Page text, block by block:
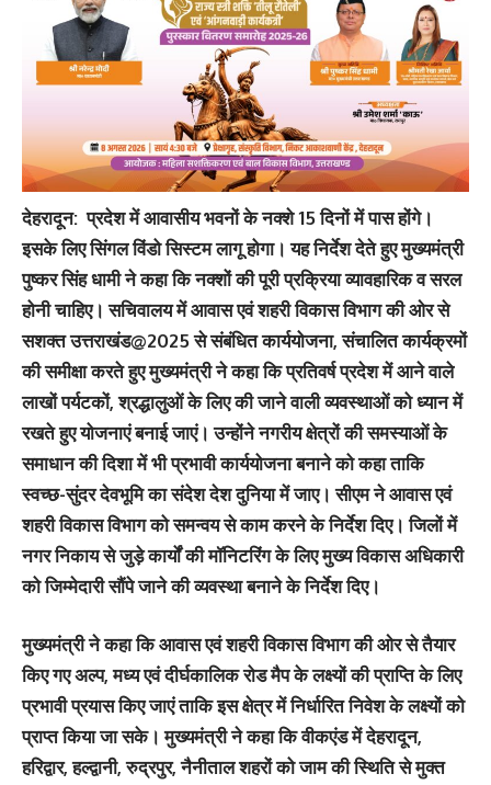
देहरादून: प्रदेश में आवासीय भवनों के नक्शे 15 दिनों में पास होंगे।
इसके लिए सिंगल विंडो सिस्टम लागू होगा। यह निर्देश देते हुए मुख्यमंत्री
पुष्कर सिंह धामी ने कहा कि नक्शों की पूरी प्रक्रिया व्यावहारिक व सरल
होनी चाहिए। सचिवालय में आवास एवं शहरी विकास विभाग की ओर से
सशक्त उत्तराखंड@2025 से संबंधित कार्ययोजना, संचालित कार्यक्रमों
की समीक्षा करते हुए मुख्यमंत्री ने कहा कि प्रतिवर्ष प्रदेश में आने वाले
लाखों पर्यटकों, श्रद्धालुओं के लिए की जाने वाली व्यवस्थाओं को ध्यान में
रखते हुए योजनाएं बनाई जाएं। उन्होंने नगरीय क्षेत्रों की समस्याओं के
समाधान की दिशा में भी प्रभावी कार्ययोजना बनाने को कहा ताकि
स्वच्छ-सुंदर देवभूमि का संदेश देश दुनिया में जाए। सीएम ने आवास एवं
शहरी विकास विभाग को समन्वय से काम करने के निर्देश दिए। जिलों में
नगर निकाय से जुड़े कार्यों की मॉनिटरिंग के लिए मुख्य विकास अधिकारी
को जिम्मेदारी सौंपे जाने की व्यवस्था बनाने के निर्देश दिए।
मुख्यमंत्री ने कहा कि आवास एवं शहरी विकास विभाग की ओर से तैयार
किए गए अल्प, मध्य एवं दीर्घकालिक रोड मैप के लक्ष्यों की प्राप्ति के लिए
प्रभावी प्रयास किए जाएं ताकि इस क्षेत्र में निर्धारित निवेश के लक्ष्यों को
प्राप्त किया जा सके। मुख्यमंत्री ने कहा कि वीकएंड में देहरादून,
हरिद्वार, हल्द्वानी, रुद्रपुर, नैनीताल शहरों को जाम की स्थिति से मुक्त